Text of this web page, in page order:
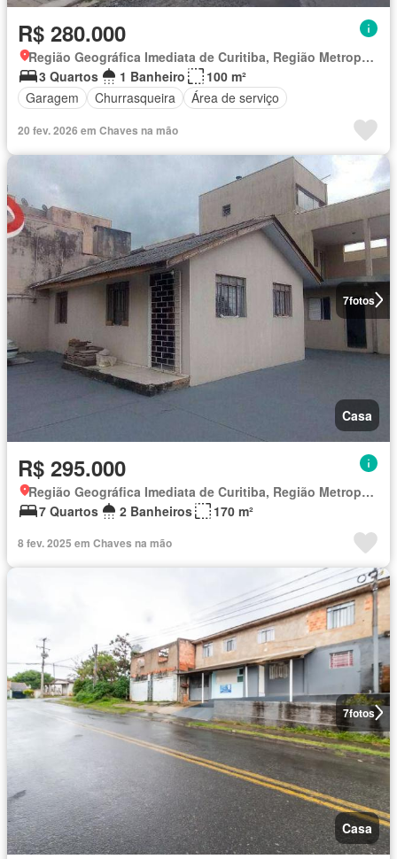
R$ 280.000
Região Geográfica Imediata de Curitiba, Região Metropolitana de Curitiba
3 Quartos
1 Banheiro
100 m²
Garagem
Churrasqueira Área de serviço
20 fev. 2026 em Chaves na mão
7fotos
Casa
R$ 295.000
Região Geográfica Imediata de Curitiba, Região Metropolitana de Curitiba
7 Quartos
2 Banheiros 170 m²
8 fev. 2025 em Chaves na mão
7fotos
Casa